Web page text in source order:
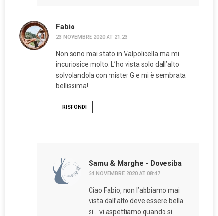
Fabio
23 NOVEMBRE 2020 AT 21:23
Non sono mai stato in Valpolicella ma mi
incuriosice molto. L’ho vista solo dall’alto
solvolandola con mister G e mi è sembrata
bellissima!
RISPONDI
Samu & Marghe - Dovesiba
24 NOVEMBRE 2020 AT 08:47
Ciao Fabio, non l’abbiamo mai
vista dall’alto deve essere bella
si… vi aspettiamo quando si